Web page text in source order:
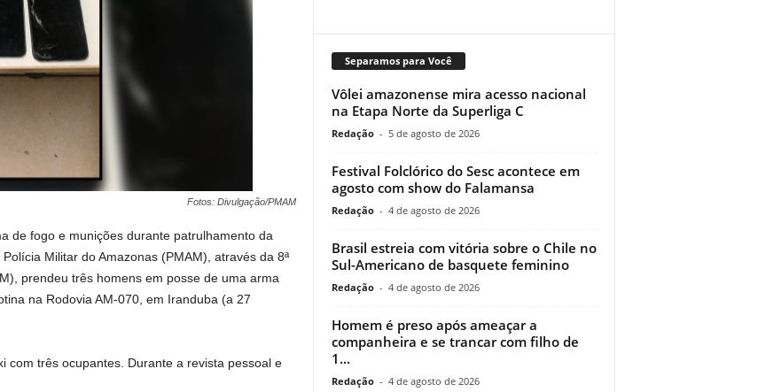
Fotos: Divulgação/PMAM
de fogo e munições durante patrulhamento da
Militar do Amazonas (PMAM), através da 8ª
prendeu três homens em posse de uma arma
na Rodovia AM-070, em Iranduba (a 27
com três ocupantes. Durante a revista pessoal e
Separamos para Você
Vôlei amazonense mira acesso nacional
na Etapa Norte da Superliga C
Redação - 5 de agosto de 2026
Festival Folclórico do Sesc acontece em
agosto com show do Falamansa
Redação - 4 de agosto de 2026
Brasil estreia com vitória sobre o Chile no
Sul-Americano de basquete feminino
Redação - 4 de agosto de 2026
Homem é preso após ameaçar a
companheira e se trancar com filho de
1...
Redação - 4 de agosto de 2026